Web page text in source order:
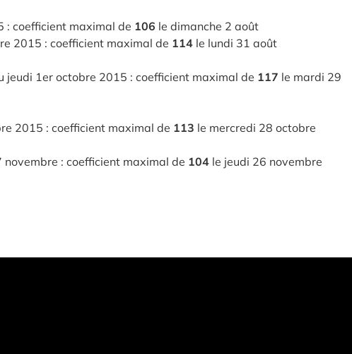
: coefficient maximal de 106 le dimanche 2 août
2015 : coefficient maximal de 114 le lundi 31 août
jeudi 1er octobre 2015 : coefficient maximal de 117 le mardi 29
2015 : coefficient maximal de 113 le mercredi 28 octobre
: coefficient maximal de 104 le jeudi 26 novembre